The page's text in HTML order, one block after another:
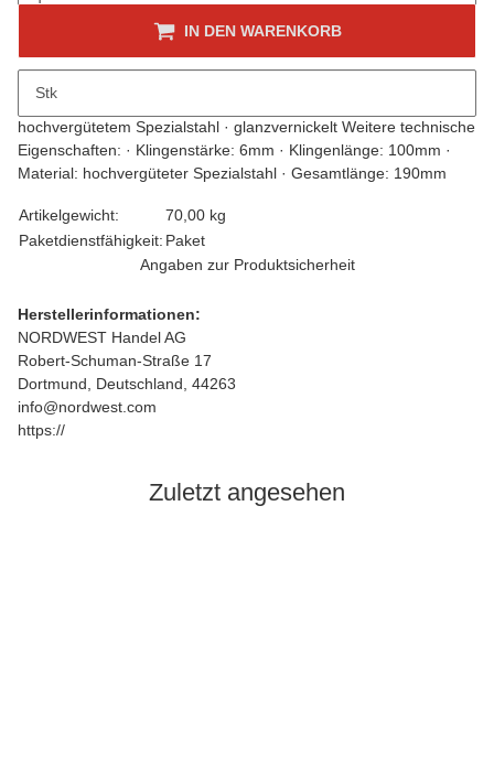
Stk
IN DEN WARENKORB
mit Holzheft und Schlagkappe · durchgehende Klinge · Klinge aus
hochvergütetem Spezialstahl · glanzvernickelt Weitere technische
Eigenschaften: · Klingenstärke: 6mm · Klingenlänge: 100mm ·
Material: hochvergüteter Spezialstahl · Gesamtlänge: 190mm
Produkteigenschaft
Wert
Artikelgewicht: 70,00 kg
Paketdienstfähigkeit: Paket
Angaben zur Produktsicherheit
Herstellerinformationen:
NORDWEST Handel AG
Robert-Schuman-Straße 17
Dortmund, Deutschland, 44263
info@nordwest.com
https://
Zuletzt angesehen